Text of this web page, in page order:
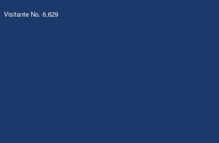
Visitante No. 6,629